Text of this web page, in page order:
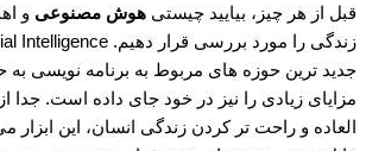
قبل از هر چیز، بیایید چیستی هوش مصنوعی و
زندگی را مورد بررسی قرار دهیم. Artificial Intelligence یا
جدید ترین حوزه های مربوط به برنامه نویسی
مزایای زیادی را نیز در خود جای داده است. جدا
العاده و راحت تر کردن زندگی انسان، این ابزار